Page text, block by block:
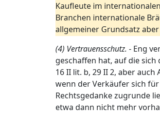
Kaufleute im
Branchen internationale
allgemeiner Grundsatz
(4) Vertrauensschutz. - Eng
geschaffen hat, auf die
16 II lit. b, 29 II 2, aber
wenn der Verkäufer sich
Rechtsgedanke zugrunde
etwa dann nicht mehr